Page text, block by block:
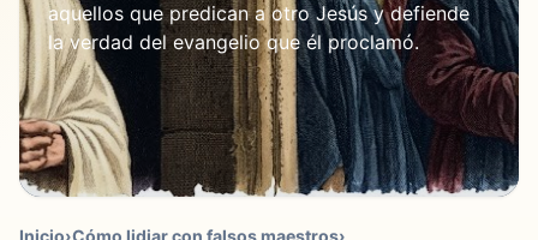
aquellos que predican a otro Jesús y defiende
la verdad del evangelio que él proclamó.
Inicio›Cómo lidiar con falsos maestros›